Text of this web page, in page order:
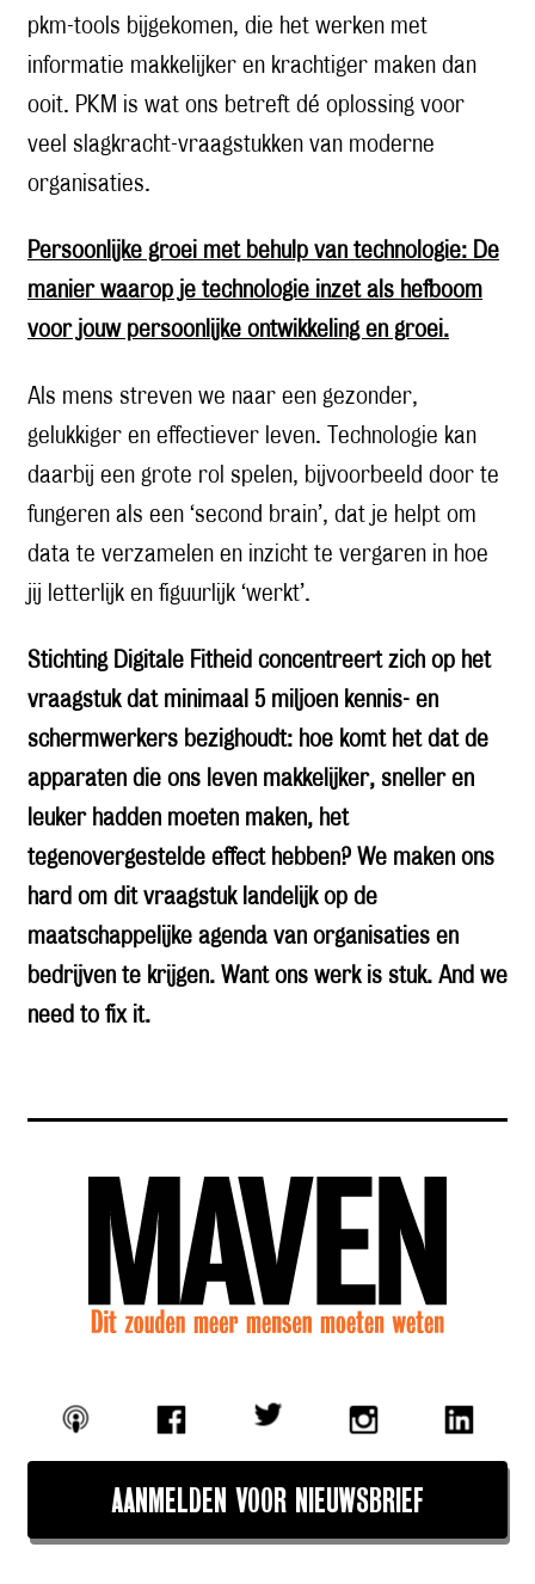
pkm-tools bijgekomen, die het werken met
informatie makkelijker en krachtiger maken dan
ooit. PKM is wat ons betreft dé oplossing voor
veel slagkracht-vraagstukken van moderne
organisaties.
Persoonlijke groei met behulp van technologie: De
manier waarop je technologie inzet als hefboom
voor jouw persoonlijke ontwikkeling en groei.
Als mens streven we naar een gezonder,
gelukkiger en effectiever leven. Technologie kan
daarbij een grote rol spelen, bijvoorbeeld door te
fungeren als een ‘second brain’, dat je helpt om
data te verzamelen en inzicht te vergaren in hoe
jij letterlijk en figuurlijk ‘werkt’.
Stichting Digitale Fitheid concentreert zich op het
vraagstuk dat minimaal 5 miljoen kennis- en
schermwerkers bezighoudt: hoe komt het dat de
apparaten die ons leven makkelijker, sneller en
leuker hadden moeten maken, het
tegenovergestelde effect hebben? We maken ons
hard om dit vraagstuk landelijk op de
maatschappelijke agenda van organisaties en
bedrijven te krijgen. Want ons werk is stuk. And we
need to fix it.
AANMELDEN VOOR NIEUWSBRIEF